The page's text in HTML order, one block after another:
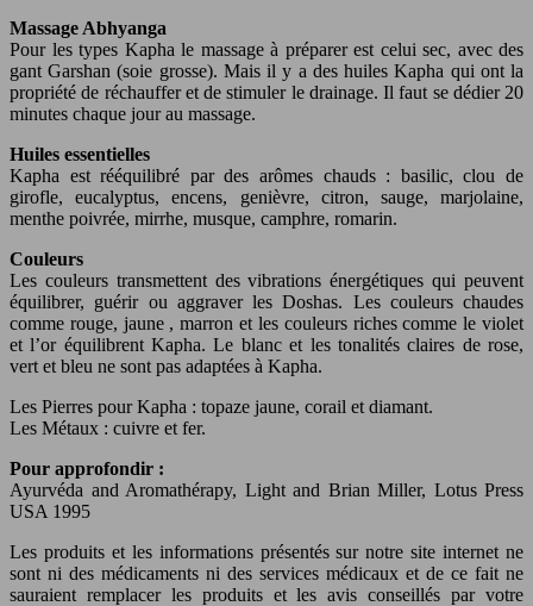
Massage Abhyanga
Pour les types Kapha le massage à préparer est celui sec, avec des
gant Garshan (soie grosse). Mais il y a des huiles Kapha qui ont la
propriété de réchauffer et de stimuler le drainage. Il faut se dédier 20
minutes chaque jour au massage.
Huiles essentielles
Kapha est rééquilibré par des arômes chauds : basilic, clou de
girofle, eucalyptus, encens, genièvre, citron, sauge, marjolaine,
menthe poivrée, mirrhe, musque, camphre, romarin.
Couleurs
Les couleurs transmettent des vibrations énergétiques qui peuvent
équilibrer, guérir ou aggraver les Doshas. Les couleurs chaudes
comme rouge, jaune , marron et les couleurs riches comme le violet
et l’or équilibrent Kapha. Le blanc et les tonalités claires de rose,
vert et bleu ne sont pas adaptées à Kapha.
Les Pierres pour Kapha : topaze jaune, corail et diamant.
Les Métaux : cuivre et fer.
Pour approfondir :
Ayurvéda and Aromathérapy, Light and Brian Miller, Lotus Press
USA 1995
Les produits et les informations présentés sur notre site internet ne
sont ni des médicaments ni des services médicaux et de ce fait ne
sauraient remplacer les produits et les avis conseillés par votre